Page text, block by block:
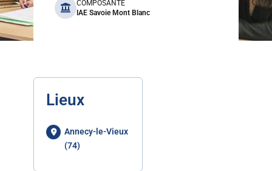
benefits
COMPOSANTE
IAE Savoie Mont Blanc
Lieux
Annecy-le-Vieux
(74)